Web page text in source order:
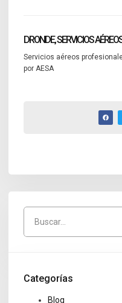
DRONDE, SERVICIOS
Servicios aéreos
por AESA
Categorías
Blog